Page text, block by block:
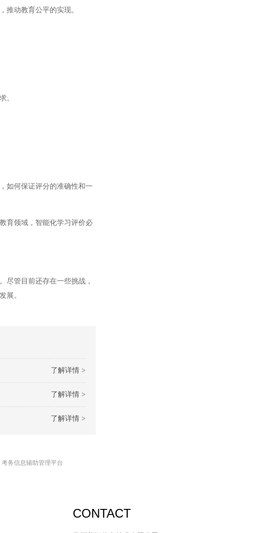
动教育公平的实现。
。
如何保证评分的准确性和一
育领域，智能化学习评价必
管目前还存在一些挑战，
展。
了解详情 >
了解详情 >
了解详情 >
考务信息辅助管理平台
CONTACT